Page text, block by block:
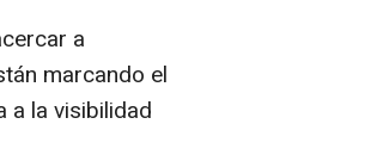
a
marcando el
a la visibilidad